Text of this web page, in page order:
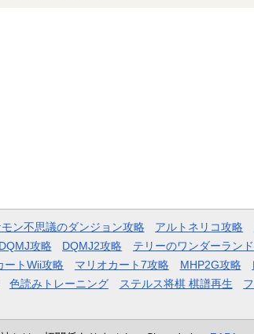
ン不思議のダンジョン攻略 アルトネリコ攻略
DQMJ攻略 DQMJ2攻略 テリーのワンダーラン
ートWii攻略 マリオカート7攻略 MHP2G攻略
色読みトレーニング ステルス将棋 棋譜再生